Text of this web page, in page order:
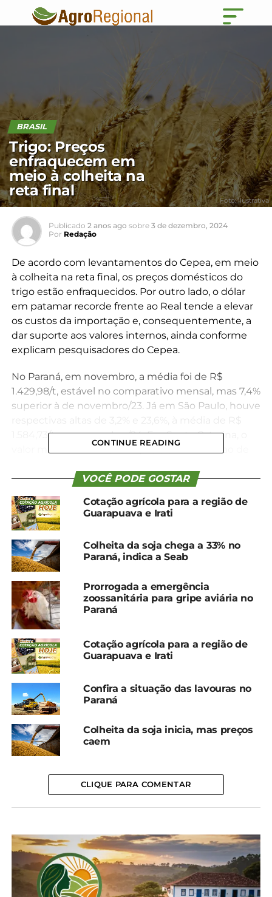
BRASIL
Trigo: Preços
enfraquecem em
meio à colheita na
reta final
Foto: Ilustrativa
Publicado 2 anos ago sobre 3 de dezembro, 2024
Por Redação
De acordo com levantamentos do Cepea, em meio
à colheita na reta final, os preços domésticos do
trigo estão enfraquecidos. Por outro lado, o dólar
em patamar recorde frente ao Real tende a elevar
os custos da importação e, consequentemente, a
dar suporte aos valores internos, ainda conforme
explicam pesquisadores do Cepea.
No Paraná, em novembro, a média foi de R$
1.429,98/t, estável no comparativo mensal, mas 7,4%
superior à de novembro/23. Já em São Paulo, houve
1.584,73/t em novembro/24. Em Santa Catarina, o
valor médio foi de R$ 1.426,82/t, 1,5% inferior ao de
Além disso, a média mensal do trigo negociado no
Rio Grande do Sul foi de R$ 1.265,61/tonelada,
queda de 1,1% frente à de outubro/24 e de 0,3%
sobre a de novembro/23, em termos reais (os
valores foram deflacionados pelo IGP-DI).
*Cepea com edição
Compartilhe isso:
Facebook 18+
Relacionado
Trigo: Agentes brasileiros
estão de olho na safra
argentina
2 de dezembro, 2025
lavouras no final de
outubro; médias têm
Em "Brasil"
Colheita do trigo começa
a ganhar ritmo no PR,
3 de setembro, 2024
Em "Paraná"
TÓPICOS RELACIONADOS: COLHEITA
PARANÁ
PREÇOS
TRIGO
CONTINUE READING
VOCÊ PODE GOSTAR
Cotação agrícola para a região de
Guarapuava e Irati
Colheita da soja chega a 33% no
Paraná, indica a Seab
Prorrogada a emergência
zoossanitária para gripe aviária no
Paraná
Cotação agrícola para a região de
Guarapuava e Irati
Confira a situação das lavouras no
Paraná
Colheita da soja inicia, mas preços
caem
CLIQUE PARA COMENTAR